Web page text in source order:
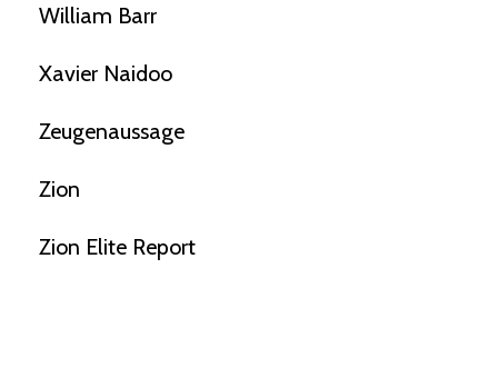
William Barr
Xavier Naidoo
Zeugenaussage
Zion
Zion Elite Report